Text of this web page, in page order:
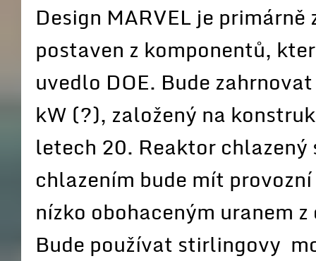
Design MARVEL je
postaven z komponentů,
uvedlo DOE. Bude
kW (?), založený na
letech 20. Reaktor
chlazením bude mít
nízko obohaceným uranem
Bude používat stirlingovy